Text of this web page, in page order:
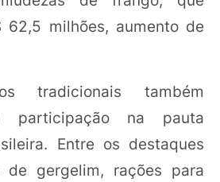
62,5 milhões, aumento de
tradicionais também
participação na pauta
Entre os destaques
de gergelim, rações para